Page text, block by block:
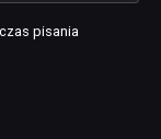
pisania